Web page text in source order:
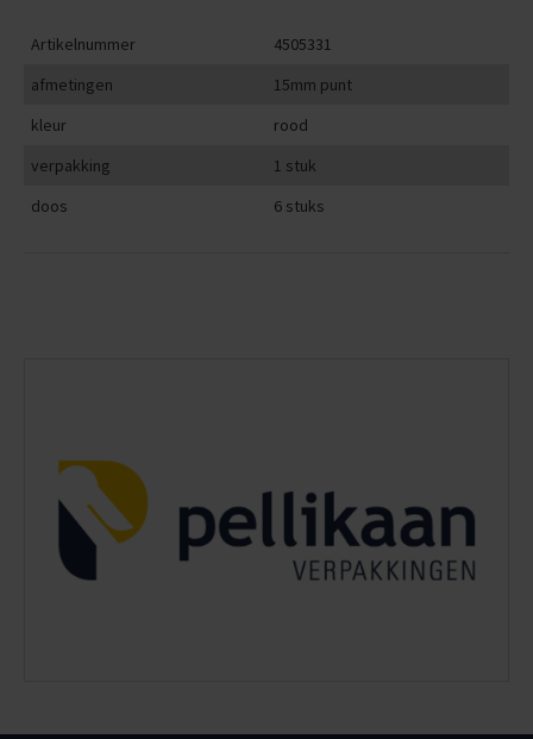
Artikelnummer
4505331
afmetingen
15mm punt
kleur
rood
verpakking
1 stuk
doos
6 stuks